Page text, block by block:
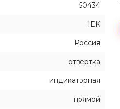
50434
IEK
Россия
отвертка
индикаторная
прямой